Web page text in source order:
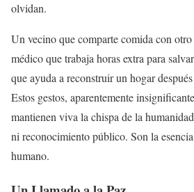
olvidan.
Un vecino que comparte comida con
médico que trabaja horas extra para
que ayuda a reconstruir un hogar
Estos gestos, aparentemente
mantienen viva la chispa de la
ni reconocimiento público. Son la
humano.